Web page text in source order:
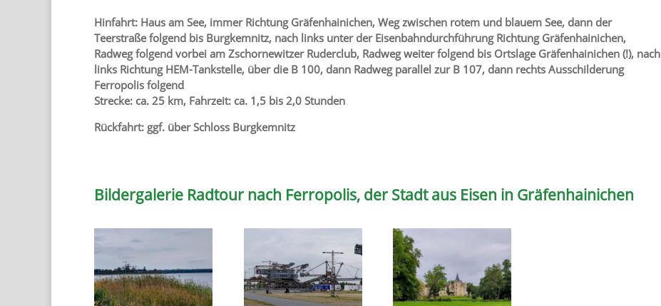
Hinfahrt: Haus am See, immer Richtung Gräfenhainichen, Weg zwischen rotem und blauem See, dann der
Teerstraße folgend bis Burgkemnitz, nach links unter der Eisenbahndurchführung Richtung Gräfenhainichen,
Radweg folgend vorbei am Zschornewitzer Ruderclub, Radweg weiter folgend bis Ortslage Gräfenhainichen (!), nach
links Richtung HEM-Tankstelle, über die B 100, dann Radweg parallel zur B 107, dann rechts Ausschilderung
Ferropolis folgend
Strecke: ca. 25 km, Fahrzeit: ca. 1,5 bis 2,0 Stunden
Rückfahrt: ggf. über Schloss Burgkemnitz
Bildergalerie Radtour nach Ferropolis, der Stadt aus Eisen in Gräfenhainichen